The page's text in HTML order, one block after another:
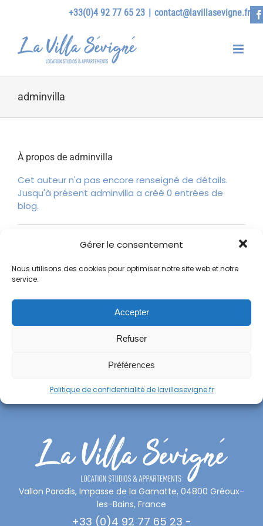
Gérer le consentement
Nous utilisons des cookies pour optimiser notre site web et notre
service.
Accepter
Refuser
Préférences
Politique de confidentialité de lavillasevigne.fr
+33(0)4 92 77 65 23 | contact@lavillasevigne.fr
adminvilla
À propos de adminvilla
Cet auteur n'a pas encore renseigné de détails.
Jusqu'à présent adminvilla a créé 0 entrées de
blog.
Contactez-nous
Vallon Paradis, Impasse de la Gamatte, 04800 Gréoux-
les-Bains, France
+33 (0)4 92 77 65 23 -